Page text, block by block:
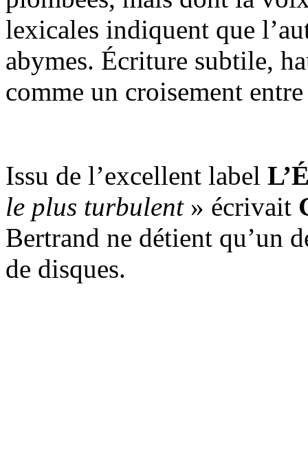
lexicales indiquent que
abymes. Écriture subtile,
comme un croisement
Issu de l’excellent label
le plus turbulent» écrivait
Bertrand ne détient qu’un
de disques.